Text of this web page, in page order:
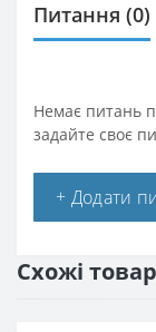
Питання (0)
Немає питань
задайте своє
+ Додати
Схожі